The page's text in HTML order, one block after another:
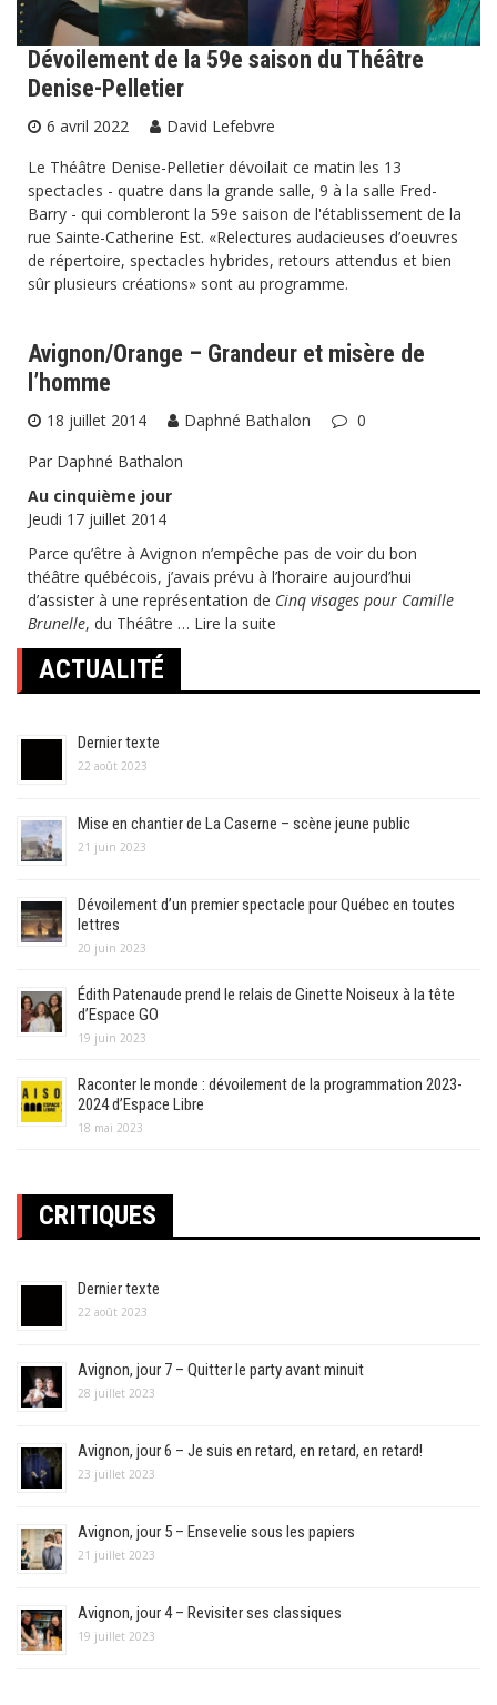
Dévoilement de la 59e saison du Théâtre
Denise-Pelletier
6 avril 2022
David Lefebvre
Le Théâtre Denise-Pelletier dévoilait ce matin les 13
spectacles - quatre dans la grande salle, 9 à la salle Fred-
Barry - qui combleront la 59e saison de l'établissement de la
rue Sainte-Catherine Est. «Relectures audacieuses d’oeuvres
de répertoire, spectacles hybrides, retours attendus et bien
sûr plusieurs créations» sont au programme.
Avignon/Orange – Grandeur et misère de
l’homme
18 juillet 2014 Daphné Bathalon
0
Par Daphné Bathalon
Au cinquième jour
Jeudi 17 juillet 2014
Parce qu’être à Avignon n’empêche pas de voir du bon
théâtre québécois, j’avais prévu à l’horaire aujourd’hui
d’assister à une représentation de Cinq visages pour Camille
Brunelle, du Théâtre … Lire la suite
ACTUALITÉ
Dernier texte
22 août 2023
Mise en chantier de La Caserne – scène jeune public
21 juin 2023
Dévoilement d’un premier spectacle pour Québec en toutes
lettres
20 juin 2023
Édith Patenaude prend le relais de Ginette Noiseux à la tête
d’Espace GO
19 juin 2023
Raconter le monde : dévoilement de la programmation 2023-
2024 d’Espace Libre
18 mai 2023
CRITIQUES
Dernier texte
22 août 2023
Avignon, jour 7 – Quitter le party avant minuit
28 juillet 2023
Avignon, jour 6 – Je suis en retard, en retard, en retard!
23 juillet 2023
Avignon, jour 5 – Ensevelie sous les papiers
21 juillet 2023
Avignon, jour 4 – Revisiter ses classiques
19 juillet 2023